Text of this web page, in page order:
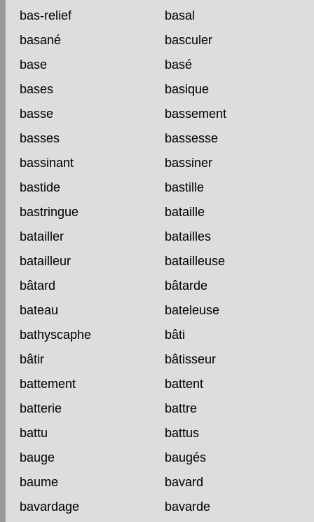
bas-relief
basal
basané
basculer
base
basé
bases
basique
basse
bassement
basses
bassesse
bassinant
bassiner
bastide
bastille
bastringue
bataille
batailler
batailles
batailleur
batailleuse
bâtard
bâtarde
bateau
bateleuse
bathyscaphe
bâti
bâtir
bâtisseur
battement
battent
batterie
battre
battu
battus
bauge
baugés
baume
bavard
bavardage
bavarde